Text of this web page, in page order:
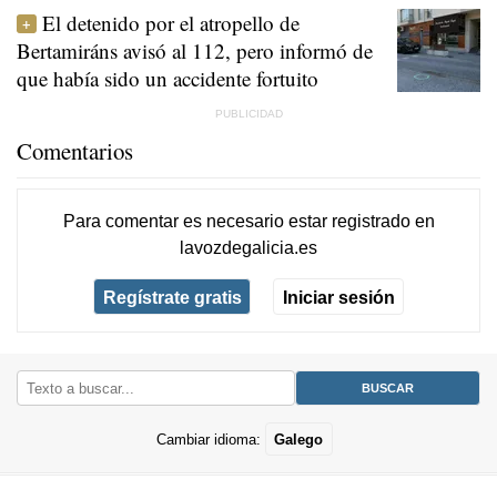
El detenido por el atropello de
Bertamiráns avisó al 112, pero informó de
que había sido un accidente fortuito
Comentarios
Para comentar es necesario estar registradoen
lavozdegalicia.es
Regístrate gratis Iniciar sesión
Cambiar idioma: Galego